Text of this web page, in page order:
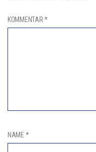
KOMMENTAR*
NAME *